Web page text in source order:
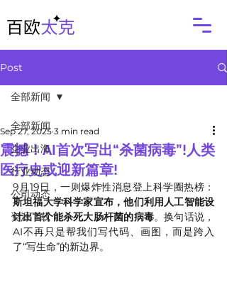
Post
全部新闻
企业出海
行业动态
公司动态
资源下载
全部新闻
震撼！AI首次写出“杀菌病毒”!人类
医疗史或迎新篇章!
Sep 27, 2025 3 min read
9月19日，一则爆炸性消息登上科学圈热榜：
斯坦福大学科学家宣布，他们利用人工智能设
计出首个能杀死大肠杆菌的病毒。换句话说，
AI不再只是帮我们写代码、画图，而是跨入
了“写生命”的新边界。